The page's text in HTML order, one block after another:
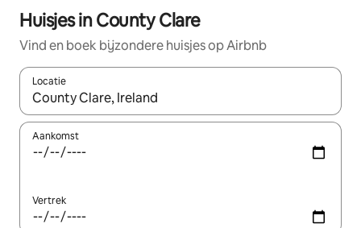
Huisjes in County Clare
Vind en boek bijzondere huisjes op Airbnb
Locatie
Wanneer er suggesties beschikbaar zijn, maak je een keuze
Aankomst
Vertrek